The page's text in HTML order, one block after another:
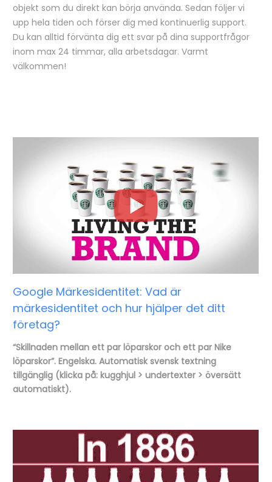
objekt som du direkt kan börja använda. Sedan följer vi
upp hela tiden och förser dig med kontinuerlig support.
Du kan alltid förvänta dig ett svar på dina supportfrågor
inom max 24 timmar, alla arbetsdagar. Varmt
välkommen!
Google Märkesidentitet: Vad är
märkesidentitet och hur hjälper det ditt
företag?
“Skillnaden mellan ett par löparskor och ett par Nike
löparskor”. Engelska. Automatisk svensk textning
tillgänglig (klicka på: kugghjul > undertexter > översätt
automatiskt).